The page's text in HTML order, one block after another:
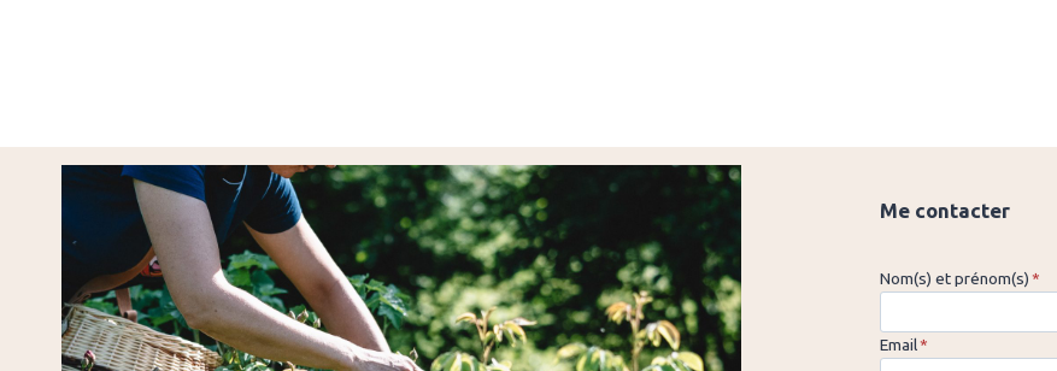
Me contacter
Nom(s) et prénom(s)*
Email*